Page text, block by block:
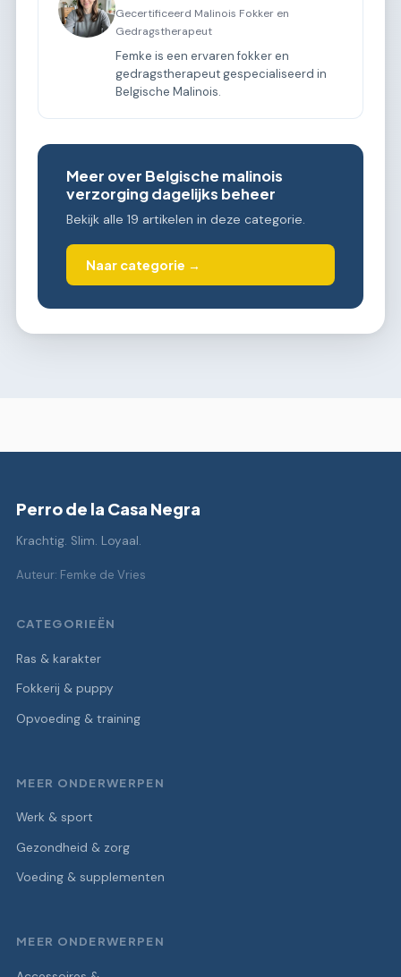
Gecertificeerd Malinois Fokker en
Gedragstherapeut
Femke is een ervaren fokker en
gedragstherapeut gespecialiseerd in
Belgische Malinois.
Meer over Belgische malinois
verzorging dagelijks beheer
Bekijk alle 19 artikelen in deze categorie.
Naar categorie →
Perro de la Casa Negra
Krachtig. Slim. Loyaal.
Auteur: Femke de Vries
CATEGORIEËN
Ras & karakter
Fokkerij & puppy
Opvoeding & training
MEER ONDERWERPEN
Werk & sport
Gezondheid & zorg
Voeding & supplementen
MEER ONDERWERPEN